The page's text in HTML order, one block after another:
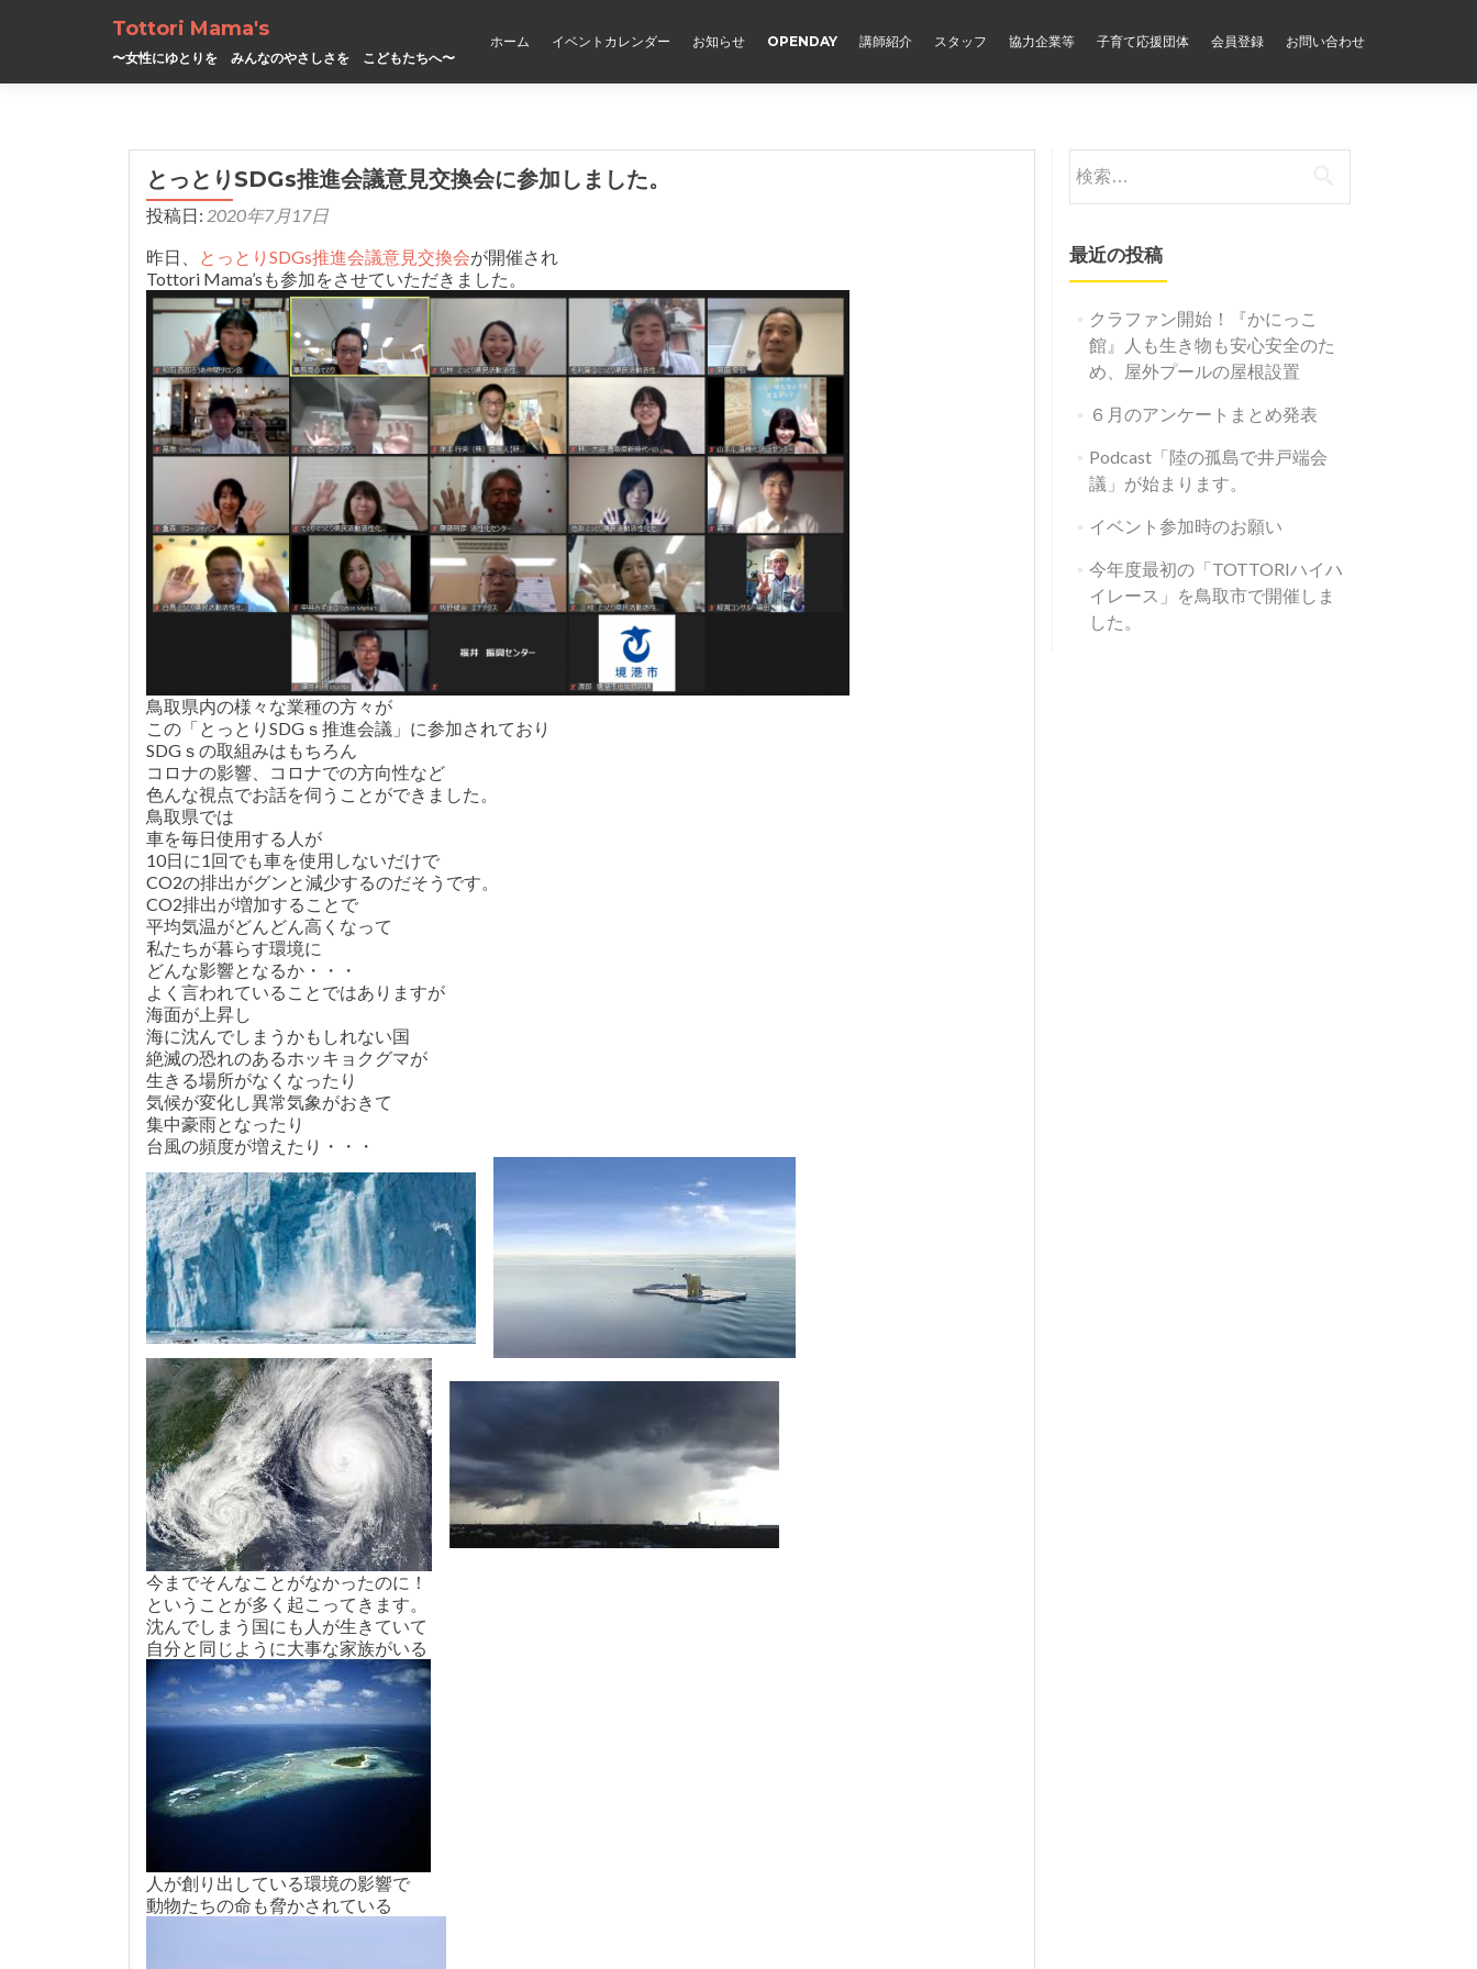
Tottori Mama's
〜女性にゆとりを みんなのやさしさを こどもたちへ〜
ホーム イベントカレンダー お知らせ OPENDAY 講師紹介 スタッフ 協力企業等 子育て応援団体 会員登録 お問い合わせ
とっとりSDGs推進会議意見交換会に参加しました。
投稿日: 2020年7月17日
昨日、
とっとりSDGs推進会議意見交換会が開催され
Tottori Mama’sも参加をさせていただきました。
鳥取県内の様々な業種の方々が
この「とっとりSDGｓ推進会議」に参加されており
SDGｓの取組みはもちろん
コロナの影響、コロナでの方向性など
色んな視点でお話を伺うことができました。
鳥取県では
車を毎日使用する人が
10日に1回でも車を使用しないだけで
CO2の排出がグンと減少するのだそうです。
CO2排出が増加することで
平均気温がどんどん高くなって
私たちが暮らす環境に
どんな影響となるか・・・
よく言われていることではありますが
海面が上昇し
海に沈んでしまうかもしれない国
絶滅の恐れのあるホッキョクグマが
生きる場所がなくなったり
気候が変化し異常気象がおきて
集中豪雨となったり
台風の頻度が増えたり・・・
今までそんなことがなかったのに！
ということが多く起こってきます。
沈んでしまう国にも人が生きていて
自分と同じように大事な家族がいる
人が創り出している環境の影響で
動物たちの命も脅かされている
索:
最近の投稿
クラファン開始！『かにっこ
館』人も生き物も安心安全のた
め、屋外プールの屋根設置
６月のアンケートまとめ発表
Podcast「陸の孤島で井戸端会
議」が始まります。
イベント参加時のお願い
今年度最初の「TOTTORIハイハ
イレース」を鳥取市で開催しま
した。